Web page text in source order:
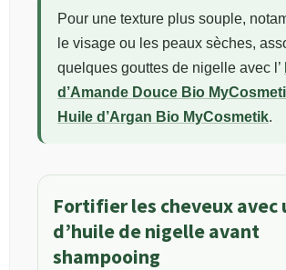
Pour une texture plus souple,
le visage ou les peaux sèches,
quelques gouttes de nigelle avec l’
d’Amande Douce Bio
Huile d’Argan Bio MyCosmetik.
Fortifier les cheveux avec
d’huile de nigelle avant
shampooing